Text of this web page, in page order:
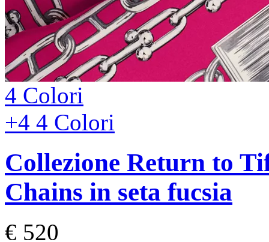
4 Colori
+4 4 Colori
Collezione Return to
Chains in seta fucsia
€ 520